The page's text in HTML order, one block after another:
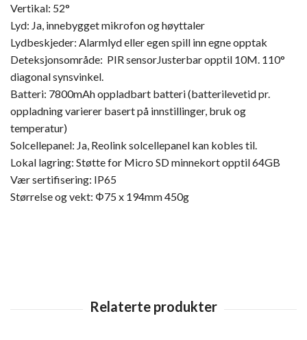
Vertikal: 52°
Lyd: Ja, innebygget mikrofon og høyttaler
Lydbeskjeder: Alarmlyd eller egen spill inn egne opptak
Deteksjonsområde: PIR sensorJusterbar opptil 10M. 110°
diagonal synsvinkel.
Batteri: 7800mAh oppladbart batteri (batterilevetid pr.
oppladning varierer basert på innstillinger, bruk og
temperatur)
Solcellepanel: Ja, Reolink solcellepanel kan kobles til.
Lokal lagring: Støtte for Micro SD minnekort opptil 64GB
Vær sertifisering: IP65
Størrelse og vekt: Φ75 x 194mm 450g